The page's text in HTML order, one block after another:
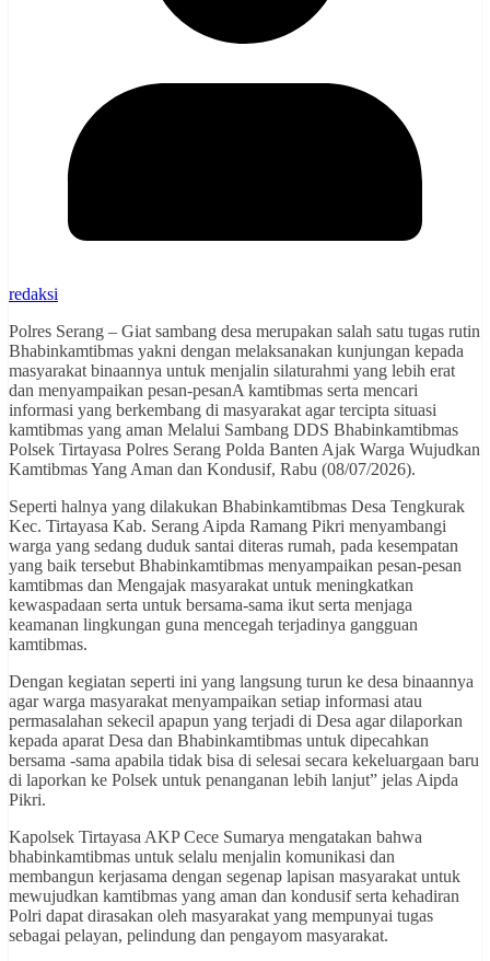
redaksi
Polres Serang – Giat sambang desa merupakan salah satu tugas rutin
Bhabinkamtibmas yakni dengan melaksanakan kunjungan kepada
masyarakat binaannya untuk menjalin silaturahmi yang lebih erat
dan menyampaikan pesan-pesanA kamtibmas serta mencari
informasi yang berkembang di masyarakat agar tercipta situasi
kamtibmas yang aman Melalui Sambang DDS Bhabinkamtibmas
Polsek Tirtayasa Polres Serang Polda Banten Ajak Warga Wujudkan
Kamtibmas Yang Aman dan Kondusif, Rabu (08/07/2026).
Seperti halnya yang dilakukan Bhabinkamtibmas Desa Tengkurak
Kec. Tirtayasa Kab. Serang Aipda Ramang Pikri menyambangi
warga yang sedang duduk santai diteras rumah, pada kesempatan
yang baik tersebut Bhabinkamtibmas menyampaikan pesan-pesan
kamtibmas dan Mengajak masyarakat untuk meningkatkan
kewaspadaan serta untuk bersama-sama ikut serta menjaga
keamanan lingkungan guna mencegah terjadinya gangguan
kamtibmas.
Dengan kegiatan seperti ini yang langsung turun ke desa binaannya
agar warga masyarakat menyampaikan setiap informasi atau
permasalahan sekecil apapun yang terjadi di Desa agar dilaporkan
kepada aparat Desa dan Bhabinkamtibmas untuk dipecahkan
bersama -sama apabila tidak bisa di selesai secara kekeluargaan baru
di laporkan ke Polsek untuk penanganan lebih lanjut” jelas Aipda
Pikri.
Kapolsek Tirtayasa AKP Cece Sumarya mengatakan bahwa
bhabinkamtibmas untuk selalu menjalin komunikasi dan
membangun kerjasama dengan segenap lapisan masyarakat untuk
mewujudkan kamtibmas yang aman dan kondusif serta kehadiran
Polri dapat dirasakan oleh masyarakat yang mempunyai tugas
sebagai pelayan, pelindung dan pengayom masyarakat.